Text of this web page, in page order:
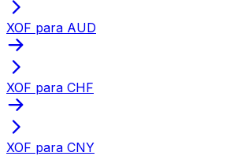
XOF para AUD
XOF para CHF
XOF para CNY